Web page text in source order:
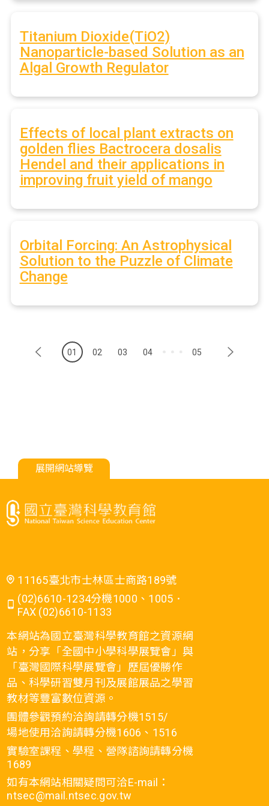
Titanium Dioxide(TiO2)
Nanoparticle-based Solution as an
Algal Growth Regulator
Effects of local plant extracts on
golden flies Bactrocera dosalis
Hendel and their applications in
improving fruit yield of mango
Orbital Forcing: An Astrophysical
Solution to the Puzzle of Climate
Change
01 02 03 04 05
展開網站導覽
11165臺北市士林區士商路189號
(02)6610-1234分機1000、1005．
FAX (02)6610-1133
本網站為國立臺灣科學教育館之資源網
站，分享「全國中小學科學展覽會」與
「臺灣國際科學展覽會」歷屆優勝作
品、科學研習雙月刊及展館展品之學習
教材等豐富數位資源。
團體參觀預約洽詢請轉分機1515/
場地使用洽詢請轉分機1606、1516
實驗室課程、學程、營隊諮詢請轉分機
1689
如有本網站相關疑問可洽E-mail：
ntsec@mail.ntsec.gov.tw